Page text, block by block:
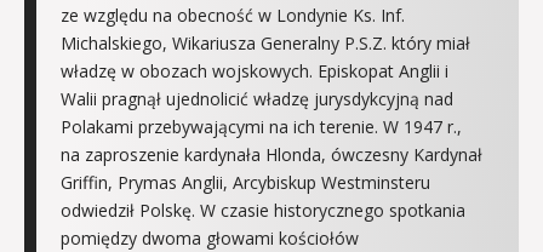
ze względu na obecność w Londynie Ks. Inf.
Michalskiego, Wikariusza Generalny P.S.Z. który miał
władzę w obozach wojskowych. Episkopat Anglii i
Walii pragnął ujednolicić władzę jurysdykcyjną nad
Polakami przebywającymi na ich terenie. W 1947 r.,
na zaproszenie kardynała Hlonda, ówczesny Kardynał
Griffin, Prymas Anglii, Arcybiskup Westminsteru
odwiedził Polskę. W czasie historycznego spotkania
pomiędzy dwoma głowami kościołów